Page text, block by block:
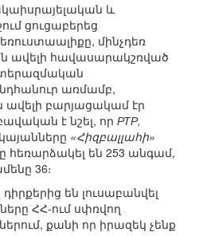
և
ցուցաբերեց
մինչդեռ
ավելի հավասարակշռված
առմամբ,
ավելի բարյացակամ էր
է նշել, որ РТР,
կայանները «Հիզբալլահի»
հեռարձակել են 253 անգամ,
36։
են լուսաբանվել
ՀՀ-ում սփռվող
քանի որ իրազեկ չենք